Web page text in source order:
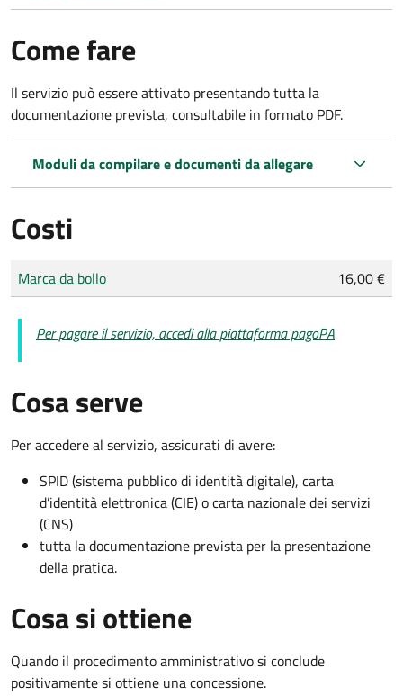
Come fare
Il servizio può essere attivato presentando tutta la
documentazione prevista, consultabile in formato PDF.
Moduli da compilare e documenti da allegare
Costi
Tipo di pagamento
Importo
Marca da bollo 16,00 €
Per pagare il servizio, accedi alla piattaforma pagoPA
Cosa serve
Per accedere al servizio, assicurati di avere:
SPID (sistema pubblico di identità digitale), carta
d’identità elettronica (CIE) o carta nazionale dei servizi
(CNS)
tutta la documentazione prevista per la presentazione
della pratica.
Cosa si ottiene
Quando il procedimento amministrativo si conclude
positivamente si ottiene una concessione.